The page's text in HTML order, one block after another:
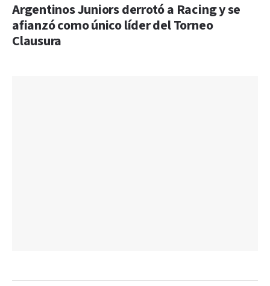
Argentinos Juniors derrotó a Racing y se
afianzó como único líder del Torneo
Clausura